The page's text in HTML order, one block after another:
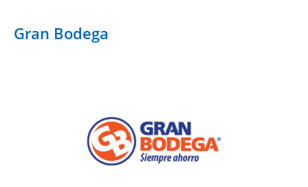
Gran Bodega